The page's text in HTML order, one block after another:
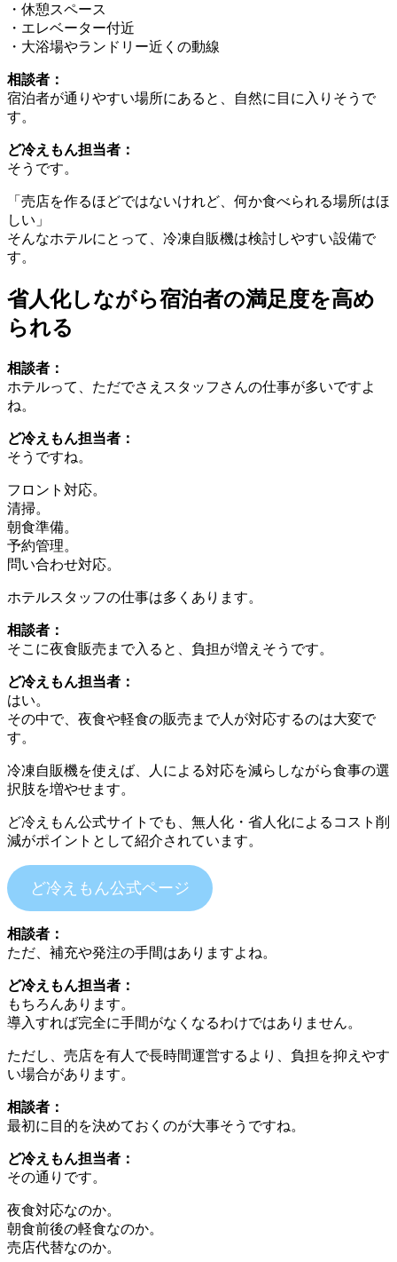
・休憩スペース
・エレベーター付近
・大浴場やランドリー近くの動線
相談者：
宿泊者が通りやすい場所にあると、自然に目に入りそうで
す。
ど冷えもん担当者：
そうです。
「売店を作るほどではないけれど、何か食べられる場所はほ
しい」
そんなホテルにとって、冷凍自販機は検討しやすい設備で
す。
省人化しながら宿泊者の満足度を高め
られる
相談者：
ホテルって、ただでさえスタッフさんの仕事が多いですよ
ね。
ど冷えもん担当者：
そうですね。
フロント対応。
清掃。
朝食準備。
予約管理。
問い合わせ対応。
ホテルスタッフの仕事は多くあります。
相談者：
そこに夜食販売まで入ると、負担が増えそうです。
ど冷えもん担当者：
はい。
その中で、夜食や軽食の販売まで人が対応するのは大変で
す。
冷凍自販機を使えば、人による対応を減らしながら食事の選
択肢を増やせます。
ど冷えもん公式サイトでも、無人化・省人化によるコスト削
減がポイントとして紹介されています。
ど冷えもん公式ページ
相談者：
ただ、補充や発注の手間はありますよね。
ど冷えもん担当者：
もちろんあります。
導入すれば完全に手間がなくなるわけではありません。
ただし、売店を有人で長時間運営するより、負担を抑えやす
い場合があります。
相談者：
最初に目的を決めておくのが大事そうですね。
ど冷えもん担当者：
その通りです。
夜食対応なのか。
朝食前後の軽食なのか。
売店代替なのか。